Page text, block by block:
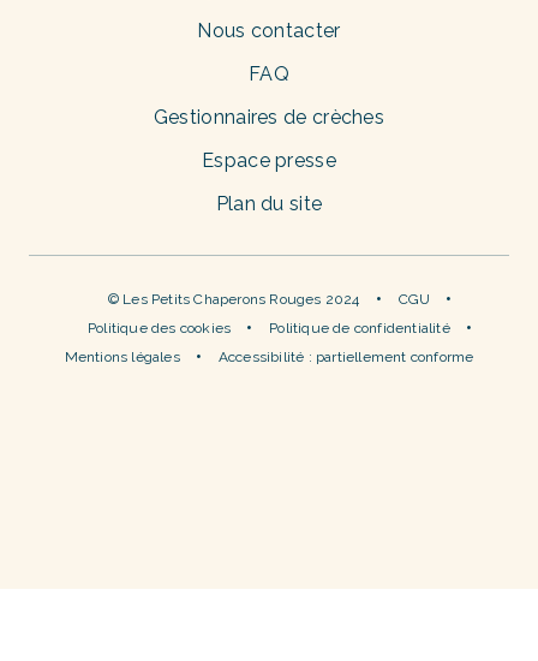
Nous contacter
FAQ
Gestionnaires de crèches
Espace presse
Plan du site
© Les Petits Chaperons Rouges 2024
CGU
Politique des cookies
Politique de confidentialité
Mentions légales
Accessibilité : partiellement conforme